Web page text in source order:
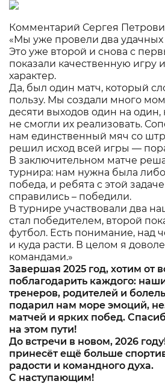
Комментарий Сергея
«Мы уже провели два
Это уже второй и снова с
показали качественную игру
характер.
Да, был один матч, который
пользу. Мы создали много
десяти выходов один на
не смогли их реализовать.
нам единственный мяч со
решил исход всей игры —
В заключительном матче
турнира: нам нужна была
победа, и ребята с этой
справились – победили.
В турнире участвовали два
стал победителем, второй
футбол. Есть понимание, над
и куда расти. В целом я
командами.»
Завершая 2025 год, хотим от
поблагодарить каждого:
тренеров, родителей и
подарил нам море эмоций,
матчей и ярких побед.
на этом пути!
До встречи в новом, 2026
принесёт ещё больше
радости и командного духа.
С наступающим!